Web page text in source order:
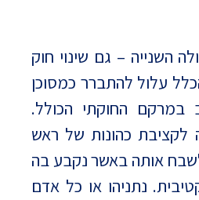
השנייה – גם שינוי חוק
עלול להתברר כמסוכן
במרקם החוקתי הכולל.
לקציבת כהונות של ראש
אותה באשר נקבע בה
נתניהו או כל אדם